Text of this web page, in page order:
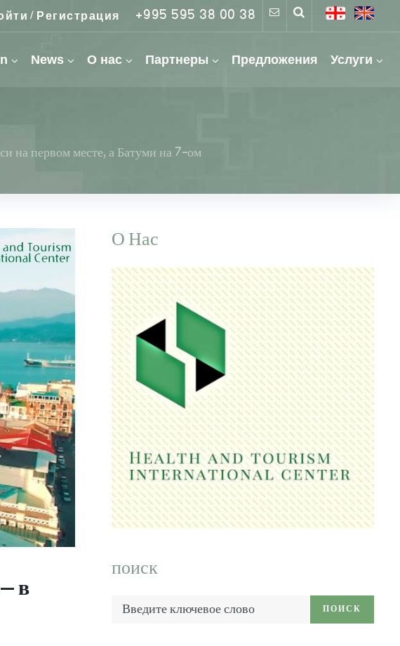
/ Регистрация +995 595 38 00 38
News О нас Партнеры Предложения Услуги
на первом месте, а Батуми на 7-ом
в
О Нас
поиск
Введите
ключевое
ПОИСК